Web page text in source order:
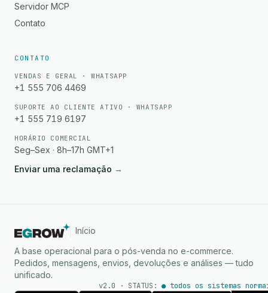
Servidor MCP
Contato
CONTATO
VENDAS E GERAL · WHATSAPP
+1 555 706 4469
SUPORTE AO CLIENTE ATIVO · WHATSAPP
+1 555 719 6197
HORÁRIO COMERCIAL
Seg–Sex · 8h–17h GMT+1
Enviar uma reclamação →
Início
A base operacional para o pós-venda no e-commerce.
Pedidos, mensagens, envios, devoluções e análises — tudo
unificado.
v2.0 · STATUS: ● todos os sistemas